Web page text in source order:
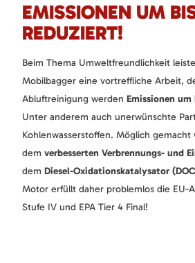
EMISSIONEN UM
REDUZIERT!
Beim Thema Umweltfreundlichkeit
Mobilbagger eine vortreffliche Arbeit,
Abluftreinigung werden Emissionen
Unter anderem auch unerwünschte
Kohlenwasserstoffen. Möglich gemacht
dem verbesserten Verbrennungs- und
dem Diesel-Oxidationskatalysator
Motor erfüllt daher problemlos die EU-
Stufe IV und EPA Tier 4 Final!